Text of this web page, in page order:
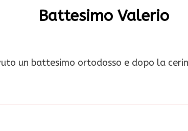
Battesimo Valerio
un battesimo ortodosso e dopo la